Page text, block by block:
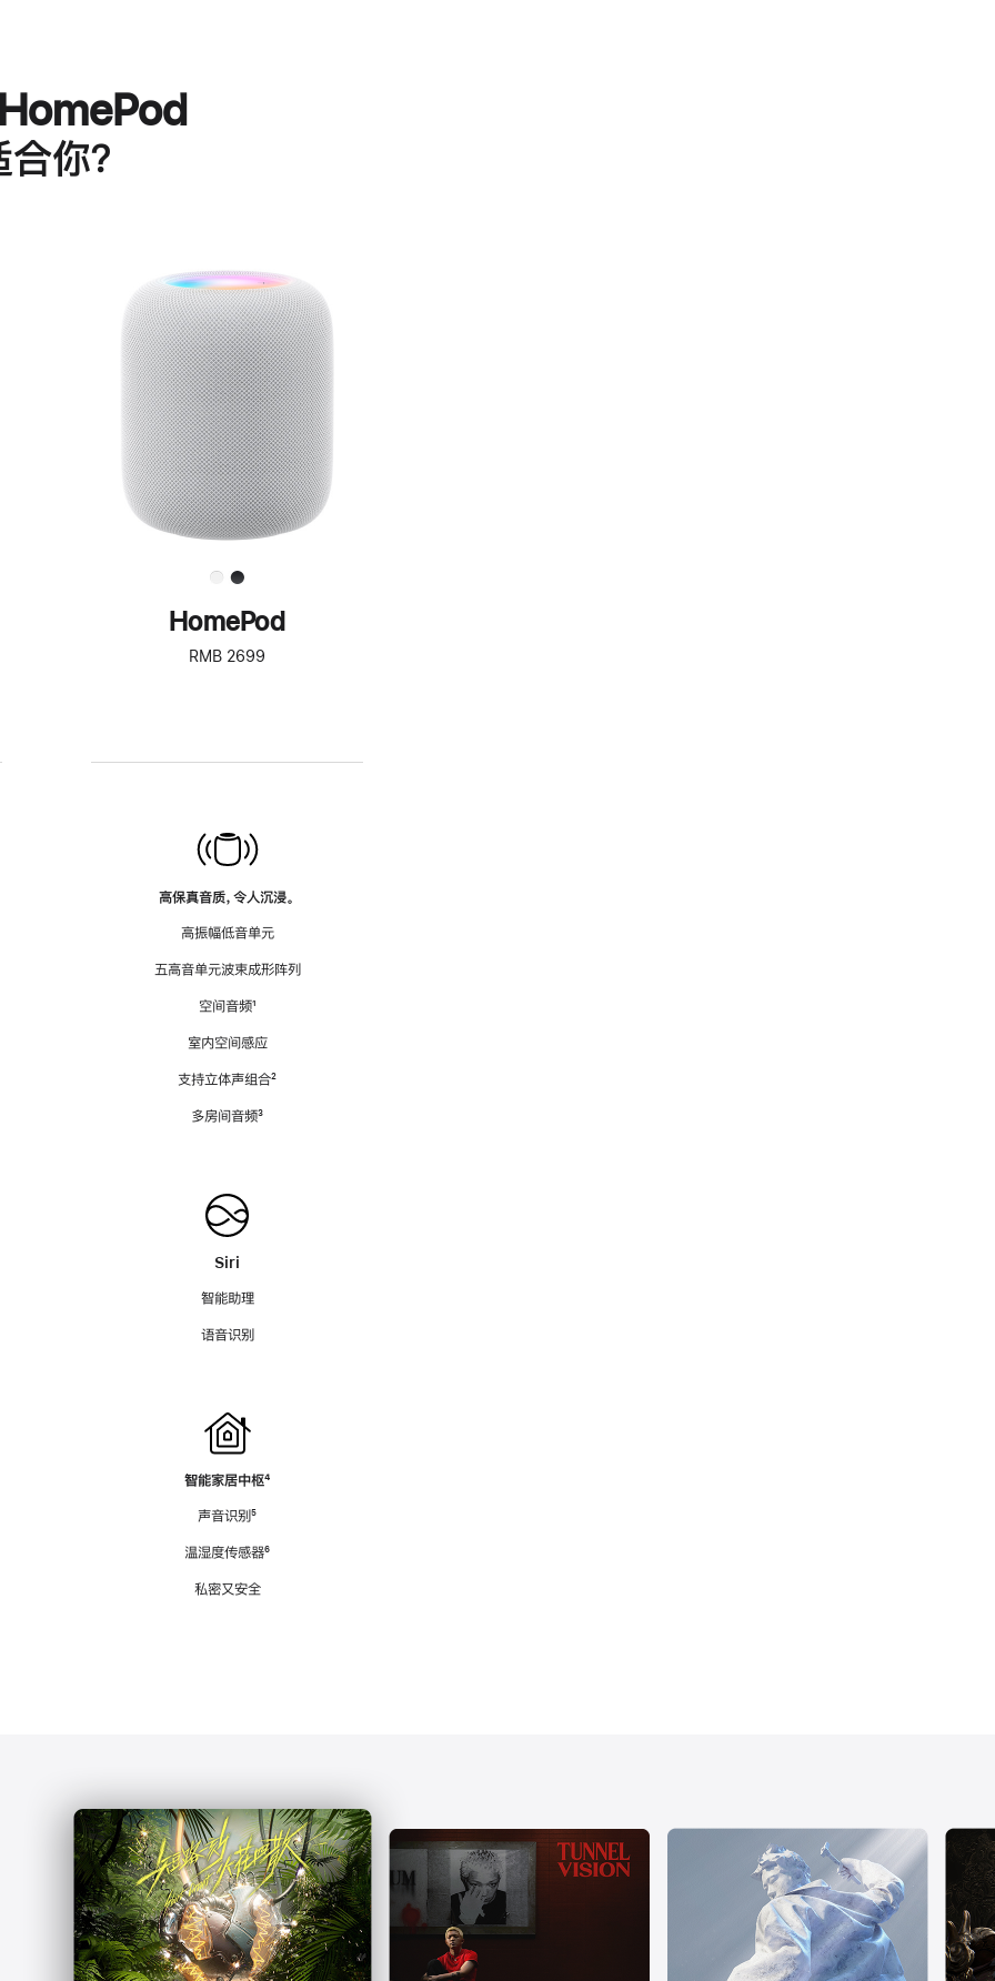
你？
进
一
步
了
解
HomePod<
HomePod
RMB 2699
高保真音质，令人沉浸。
高振幅低音单元
五高音单元波束成形阵列
空间音频脚
¹
室内空间感应
支持立体声组合脚
²
多房间音频脚
³
Siri
智能助理
语音识别
智能家居中枢脚
⁴
声音识别脚
⁵
温湿度传感器脚
⁶
私密又安全